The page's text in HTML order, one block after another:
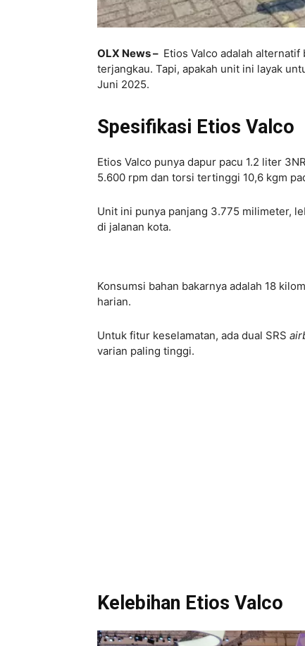
OLX News – Etios Valco adalah
terjangkau. Tapi, apakah unit ini layak
Juni 2025.
Spesifikasi Etios Valco
Etios Valco punya dapur pacu 1.2 liter
5.600 rpm dan torsi tertinggi 10,6 kgm
Unit ini punya panjang 3.775 milimeter,
di jalanan kota.
Konsumsi bahan bakarnya adalah 18
harian.
Untuk fitur keselamatan, ada dual SRS
varian paling tinggi.
Kelebihan Etios Valco